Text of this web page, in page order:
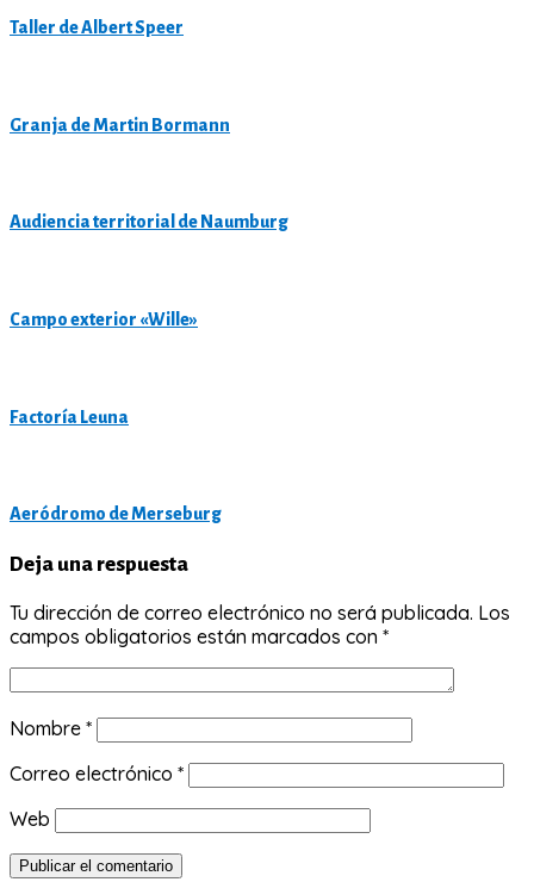
Taller de Albert Speer
Granja de Martin Bormann
Audiencia territorial de Naumburg
Campo exterior «Wille»
Factoría Leuna
Aeródromo de Merseburg
Deja una respuesta
Tu dirección de correo electrónico no será publicada. Los
campos obligatorios están marcados con *
Nombre *
Correo electrónico *
Web